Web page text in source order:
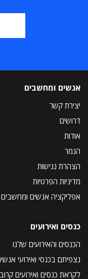
אנשים ומחשבים
יצירת קשר
דרושים
אודות
הנמר
הצהרת נגישות
מדיניות הפרטיות
אפליקציה אנשים ומחשבים
כנסים ואירועים
הכנסים והאירועים שלנו
נצפיתם בכנסי ואירועי
לקראת כנסים ואירועים